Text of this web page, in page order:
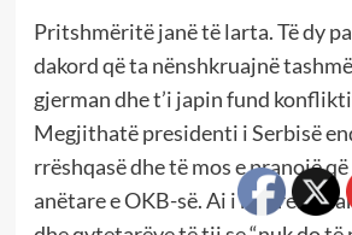
Pritshmëritë janë të larta. Të dy
dakord që ta nënshkruajnë
gjerman dhe t’i japin fund
Megjithatë presidenti i Serbisë
rrëshqasë dhe të mos e pranojë
anëtare e OKB-së. Ai i ka